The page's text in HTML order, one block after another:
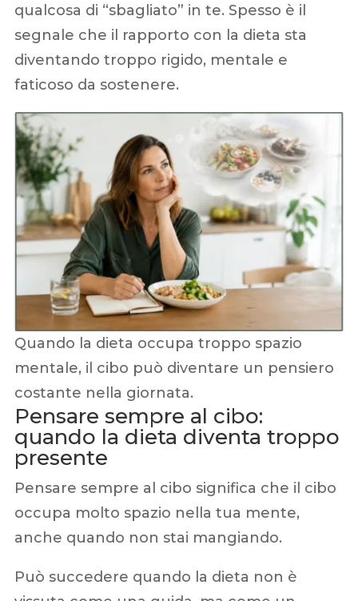
qualcosa di “sbagliato” in te. Spesso è il
segnale che il rapporto con la dieta sta
diventando troppo rigido, mentale e
faticoso da sostenere.
Quando la dieta occupa troppo spazio
mentale, il cibo può diventare un pensiero
costante nella giornata.
Pensare sempre al cibo:
quando la dieta diventa troppo
presente
Pensare sempre al cibo significa che il cibo
occupa molto spazio nella tua mente,
anche quando non stai mangiando.
Può succedere quando la dieta non è